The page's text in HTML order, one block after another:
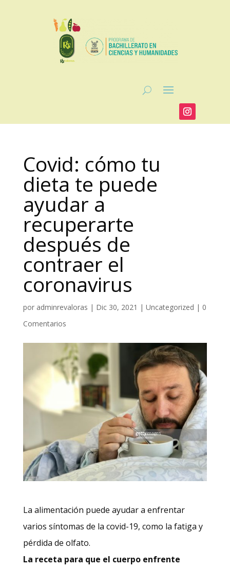
Covid: cómo tu
dieta te puede
ayudar a
recuperarte
después de
contraer el
coronavirus
por adminrevaloras | Dic 30, 2021 | Uncategorized | 0
Comentarios
La alimentación puede ayudar a enfrentar
varios síntomas de la covid-19, como la fatiga y
pérdida de olfato.
La receta para que el cuerpo enfrente